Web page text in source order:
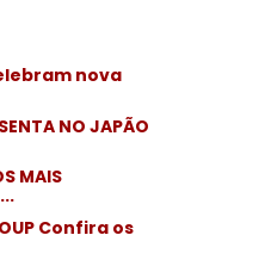
nova
NO JAPÃO
MAIS
Confira os